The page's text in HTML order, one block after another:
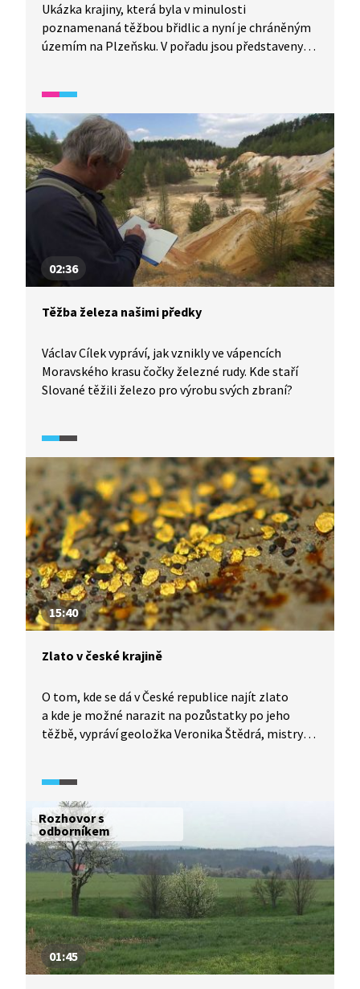
Ukázka krajiny, která byla v minulosti
poznamenaná těžbou břidlic a nyní je chráněným
územím na Plzeňsku. V pořadu jsou představeny
borovice), haldy po těžbě či zatopená těžební
jáma s kyselou vodou.
02:36
Těžba železa našimi předky
Václav Cílek vypráví, jak vznikly ve vápencích
Moravského krasu čočky železné rudy. Kde staří
Slované těžili železo pro výrobu svých zbraní?
15:40
Zlato v české krajině
O tom, kde se dá v České republice najít zlato
a kde je možné narazit na pozůstatky po jeho
těžbě, vypráví geoložka Veronika Štědrá, mistryně
Rozhovor s
odborníkem
01:45